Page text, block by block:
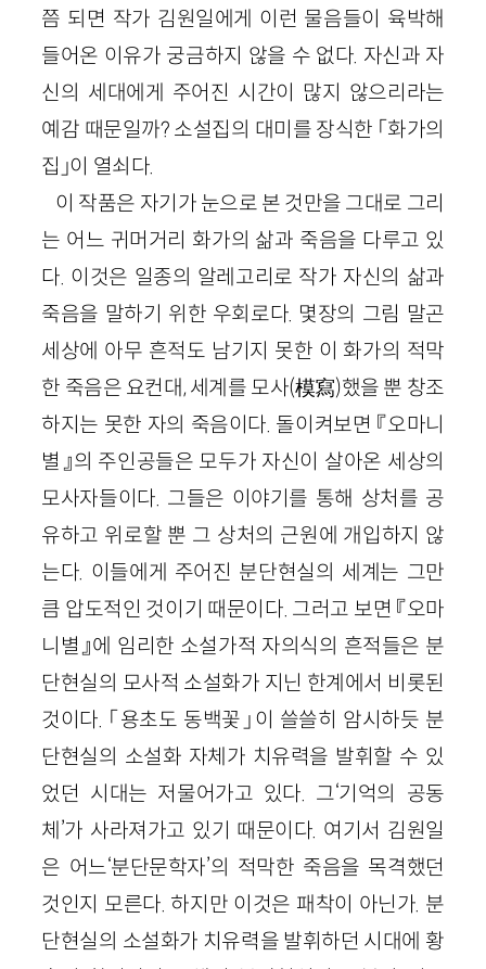
쯤 되면 작가 김원일에게 이런 물음들이 육박해
들어온 이유가 궁금하지 않을 수 없다. 자신과 자
신의 세대에게 주어진 시간이 많지 않으리라는
예감 때문일까? 소설집의 대미를 장식한 「화가의
집」이 열쇠다.
이 작품은 자기가 눈으로 본 것만을 그대로 그리
는 어느 귀머거리 화가의 삶과 죽음을 다루고 있
다. 이것은 일종의 알레고리로 작가 자신의 삶과
죽음을 말하기 위한 우회로다. 몇장의 그림 말곤
세상에 아무 흔적도 남기지 못한 이 화가의 적막
한 죽음은 요컨대, 세계를 모사(模寫)했을 뿐 창조
하지는 못한 자의 죽음이다. 돌이켜보면 『오마니
별』의 주인공들은 모두가 자신이 살아온 세상의
모사자들이다. 그들은 이야기를 통해 상처를 공
유하고 위로할 뿐 그 상처의 근원에 개입하지 않
는다. 이들에게 주어진 분단현실의 세계는 그만
큼 압도적인 것이기 때문이다. 그러고 보면 『오마
니별』에 임리한 소설가적 자의식의 흔적들은 분
단현실의 모사적 소설화가 지닌 한계에서 비롯된
것이다. 「용초도 동백꽃」이 쓸쓸히 암시하듯 분
단현실의 소설화 자체가 치유력을 발휘할 수 있
었던 시대는 저물어가고 있다. 그‘기억의 공동
체’가 사라져가고 있기 때문이다. 여기서 김원일
은 어느‘분단문학자’의 적막한 죽음을 목격했던
것인지 모른다. 하지만 이것은 패착이 아닌가. 분
단현실의 소설화가 치유력을 발휘하던 시대에 황